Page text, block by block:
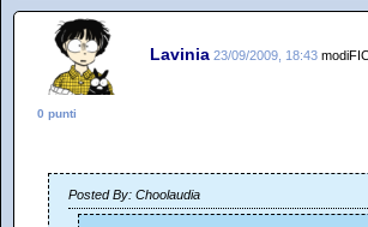
Lavinia 23/09/2009, 18:43
0 punti
Posted By: Choolaudia